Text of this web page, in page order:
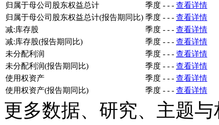
归属于母公司股东权益总计
季度 - - - 查看详情
归属于母公司股东权益总计(报告期同比) 季度 - - - 查看详情
减:库存股
季度 - - - 查看详情
减:库存股(报告期同比)
季度 - - - 查看详情
未分配利润
季度 - - - 查看详情
未分配利润(报告期同比)
季度 - - - 查看详情
使用权资产
季度 - - - 查看详情
使用权资产(报告期同比)
季度 - - - 查看详情
更多数据、研究、主题